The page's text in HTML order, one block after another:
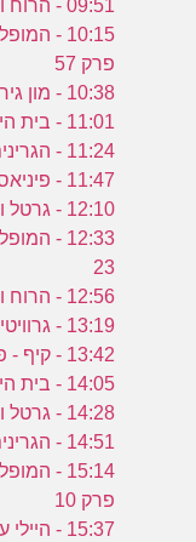
09:51 - הרוח ומולי מגי 2 - פרק 33
פרק 57
10:38 - מון גירל ושדינוזאור - פרק 16
11:01 - בית הינשוף - פרק 8
11:24 - הגרינים בעיר הגדולה ע.2 - פרק 53
11:47 - פיניאס ופרב - פרק 20
12:10 - גרטל והאוגר - פרק 6
12:33 -
23
12:56 - הרוח ומולי מגי 2 - פרק 28
13:19 - גרוויטי פולס עונה 2 - פרק 29
13:42 - קיף - פרק 3
14:05 - בית הינשוף ע.2 - פרק 36
14:28 - גרטל והאוגר - פרק 6
14:51 - הגרינים בעיר הגדולה ע.3 - פרק 75
פרק 10
15:37 - היילי על זה! - פרק 1